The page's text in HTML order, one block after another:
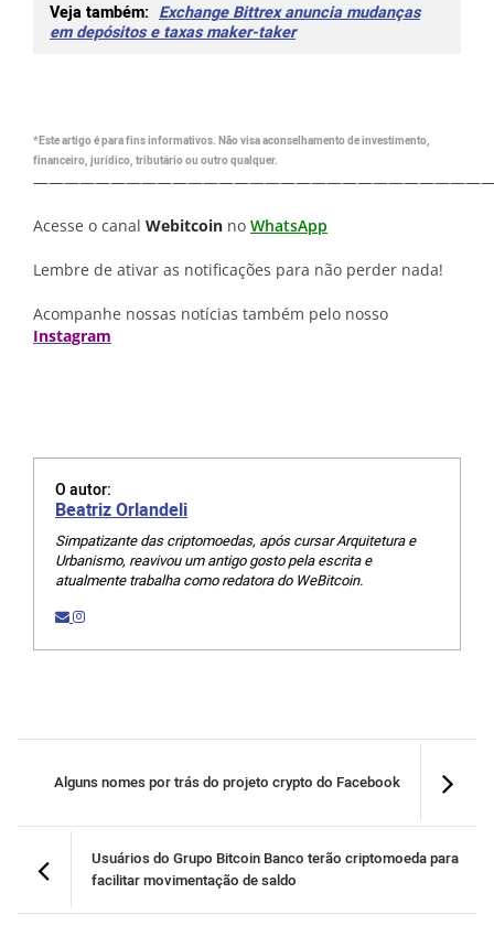
Veja também: Exchange Bittrex anuncia mudanças
em depósitos e taxas maker-taker
*Este artigo é para fins informativos. Não visa aconselhamento de investimento,
financeiro, jurídico, tributário ou outro qualquer.
Acesse o canal Webitcoin no WhatsApp
Lembre de ativar as notificações para não perder nada!
Acompanhe nossas notícias também pelo nosso
Instagram
O autor:
Beatriz Orlandeli
Simpatizante das criptomoedas, após cursar Arquitetura e
Urbanismo, reavivou um antigo gosto pela escrita e
atualmente trabalha como redatora do WeBitcoin.
Alguns nomes por trás do projeto crypto do Facebook
Usuários do Grupo Bitcoin Banco terão criptomoeda para
facilitar movimentação de saldo